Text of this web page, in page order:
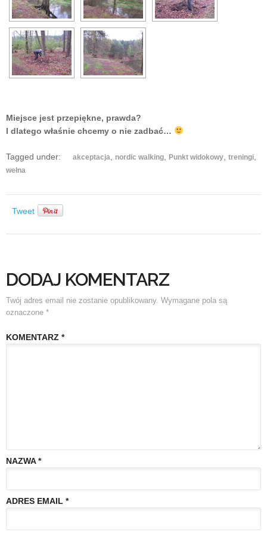
Miejsce jest przepiękne, prawda?
I dlatego właśnie chcemy o nie zadbać…
Tagged under: akceptacja nordic walking Punkt widokowy treningi
wełna
Tweet
DODAJ KOMENTARZ
Twój adres email nie zostanie opublikowany. Wymagane pola są
oznaczone *
KOMENTARZ *
NAZWA*
ADRES EMAIL *